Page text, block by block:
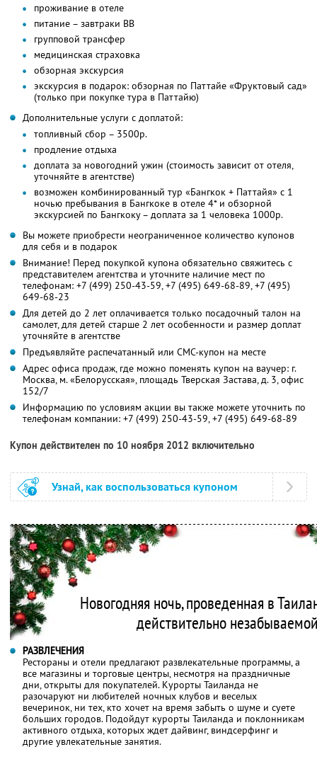
проживание в отеле
питание – завтраки ВВ
групповой трансфер
медицинская страховка
обзорная экскурсия
экскурсия в подарок: обзорная по Паттайе «Фруктовый сад»
(только при покупке тура в Паттайю)
Дополнительные услуги с доплатой:
топливный сбор – 3500р.
продление отдыха
доплата за новогодний ужин (стоимость зависит от отеля,
уточняйте в агентстве)
возможен комбинированный тур «Бангкок + Паттайя» с 1
ночью пребывания в Бангкоке в отеле 4* и обзорной
экскурсией по Бангкоку – доплата за 1 человека 1000р.
Вы можете приобрести неограниченное количество купонов
для себя и в подарок
Внимание! Перед покупкой купона обязательно свяжитесь с
представителем агентства и уточните наличие мест по
телефонам: +7 (499) 250-43-59, +7 (495) 649-68-89, +7 (495)
649-68-23
Для детей до 2 лет оплачивается только посадочный талон на
самолет, для детей старше 2 лет особенности и размер доплат
уточняйте в агентстве
Предъявляйте распечатанный или СМС-купон на месте
Адрес офиса продаж, где можно поменять купон на ваучер: г.
Москва, м. «Белорусская», площадь Тверская Застава, д. 3, офис
152/7
Информацию по условиям акции вы также можете уточнить по
телефонам компании: +7 (499) 250-43-59, +7 (495) 649-68-89
Купон действителен по 10 ноября 2012 включительно
Узнай, как воспользоваться купоном
Новогодняя ночь, проведенная в
действительно
РАЗВЛЕЧЕНИЯ
Рестораны и отели предлагают развлекательные программы, а
все магазины и торговые центры, несмотря на праздничные
дни, открыты для покупателей. Курорты Таиланда не
разочаруют ни любителей ночных клубов и веселых
вечеринок, ни тех, кто хочет на время забыть о шуме и суете
больших городов. Подойдут курорты Таиланда и поклонникам
активного отдыха, которых ждет дайвинг, виндсерфинг и
другие увлекательные занятия.